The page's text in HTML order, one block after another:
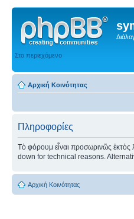
Στο περιεχόμενο
Αρχική Κοινότητας
Πληροφορίες
Τὸ φόρουμ εἶναι προσωρινῶς
down for technical reasons.
Αρχική Κοινότητας